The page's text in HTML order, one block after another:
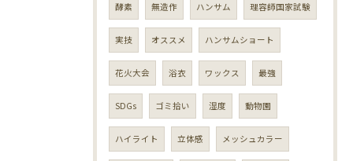
酵素 無造作 ハンサム 理容師国家試験
実技 オススメ ハンサムショート
花火大会 浴衣 ワックス 最強
SDGs ゴミ拾い 湿度 動物園
ハイライト 立体感 メッシュカラー